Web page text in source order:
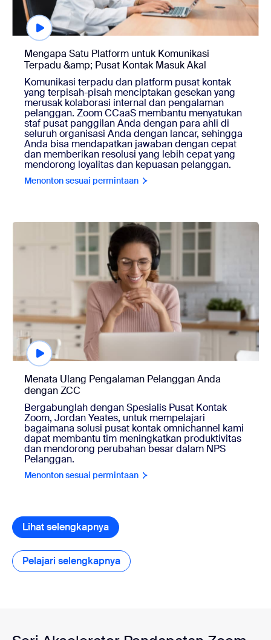
Mengapa Satu Platform untuk Komunikasi
Terpadu &amp; Pusat Kontak Masuk Akal
Komunikasi terpadu dan platform pusat kontak
yang terpisah-pisah menciptakan gesekan yang
merusak kolaborasi internal dan pengalaman
pelanggan. Zoom CCaaS membantu menyatukan
staf pusat panggilan Anda dengan para ahli di
seluruh organisasi Anda dengan lancar, sehingga
Anda bisa mendapatkan jawaban dengan cepat
dan memberikan resolusi yang lebih cepat yang
mendorong loyalitas dan kepuasan pelanggan.
Menonton sesuai permintaan
Menonton sesuai permintaan
Menata Ulang Pengalaman Pelanggan Anda
dengan ZCC
Bergabunglah dengan Spesialis Pusat Kontak
Zoom, Jordan Yeates, untuk mempelajari
bagaimana solusi pusat kontak omnichannel kami
dapat membantu tim meningkatkan produktivitas
dan mendorong perubahan besar dalam NPS
Pelanggan.
Menonton sesuai permintaan
Lihat selengkapnya
Pelajari selengkapnya Pelajari selengkapnya